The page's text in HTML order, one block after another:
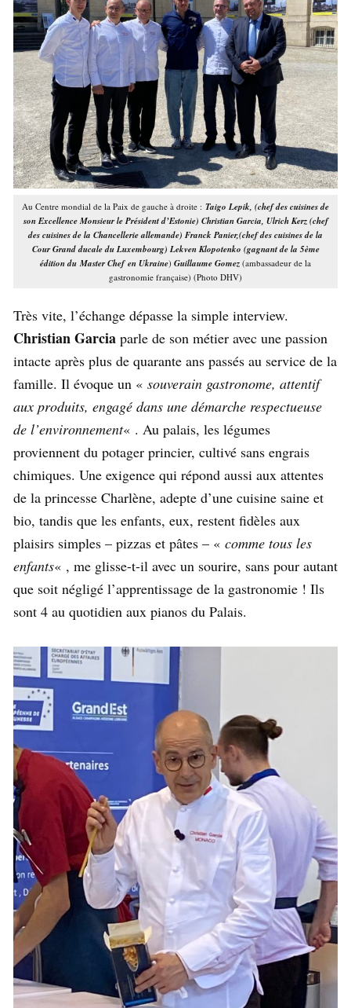
Au Centre mondial de la Paix de gauche à droite : Taigo Lepik, (chef des cuisines de
son Excellence Monsieur le Président d’Estonie) Christian Garcia, Ulrich Kerz (chef
des cuisines de la Chancellerie allemande) Franck Panier,(chef des cuisines de la
Cour Grand ducale du Luxembourg) Lekven Klopotenko (gagnant de la 5ème
édition duMaster Chefen Ukraine) Guillaume Gomez (ambassadeur de la
gastronomie française) (Photo DHV)
Très vite, l’échange dépasse la simple interview.
Christian Garcia parle de son métier avec une passion
intacte après plus de quarante ans passés au service de la
famille. Il évoque un « souverain gastronome, attentif
aux produits, engagé dans une démarche respectueuse
de l’environnement« . Au palais, les légumes
proviennent du potager princier, cultivé sans engrais
chimiques. Une exigence qui répond aussi aux attentes
de la princesse Charlène, adepte d’une cuisine saine et
bio, tandis que les enfants, eux, restent fidèles aux
plaisirs simples – pizzas et pâtes – « comme tous les
enfants« , me glisse-t-il avec un sourire, sans pour autant
que soit négligé l’apprentissage de la gastronomie ! Ils
sont 4 au quotidien aux pianos du Palais.